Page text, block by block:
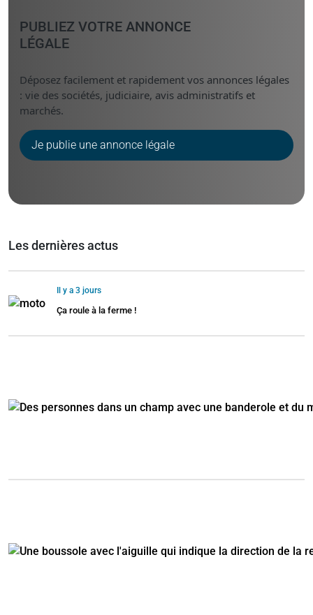
PUBLIEZ VOTRE ANNONCE
LÉGALE
Déposez facilement et rapidement vos annonces légales
: vie des sociétés, judiciaire, avis administratifs et
marchés.
Je publie une annonce légale
Les dernières actus
Il y a 3 jours
Ça roule à la ferme !